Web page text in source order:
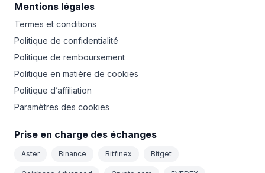
Mentions légales
Termes et conditions
Politique de confidentialité
Politique de remboursement
Politique en matière de cookies
Politique d’affiliation
Paramètres des cookies
Prise en charge des échanges
Aster Binance Bitfinex Bitget